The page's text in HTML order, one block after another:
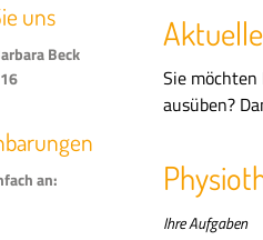
uns
Beck
an:
Sie
ausüben?
Ihre Aufgaben